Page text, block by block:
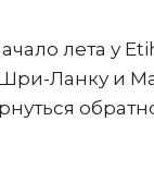
лета у
Ланку и